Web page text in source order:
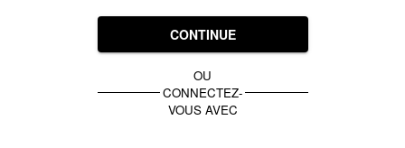
CONTINUE
OU
CONNECTEZ-
VOUS AVEC